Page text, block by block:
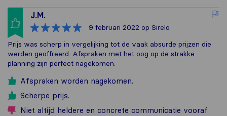
J.M.
9 februari 2022 op Sirelo
Prijs was scherp in vergelijking tot de vaak absurde prijzen die
werden geoffreerd. Afspraken met het oog op de strakke
planning zijn perfect nagekomen.
Afspraken worden nagekomen.
Scherpe prijs.
Niet altijd heldere en concrete communicatie vooraf